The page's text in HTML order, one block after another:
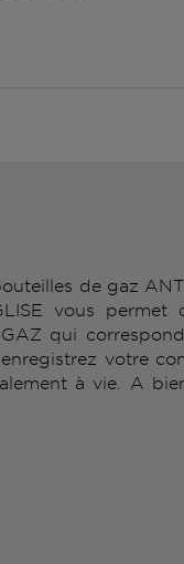
de gaz
vous permet
qui
votre
à vie. A